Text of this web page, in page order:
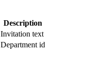
Description
Invitation text
Department id